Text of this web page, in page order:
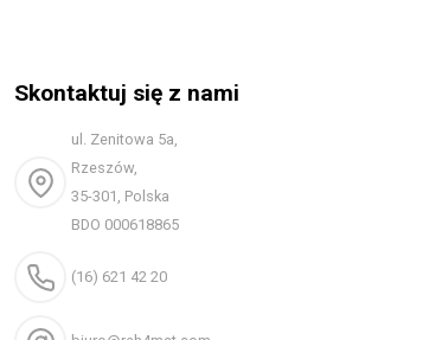
Skontaktuj się z nami
ul. Zenitowa 5a,
Rzeszów,
35-301, Polska
BDO 000618865
(16) 621 42 20